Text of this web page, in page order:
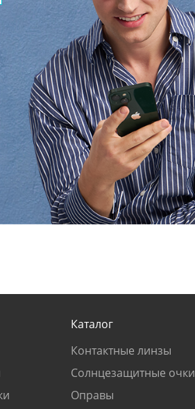
Каталог
Контактные линзы
Солнцезащитные очки
Оправы